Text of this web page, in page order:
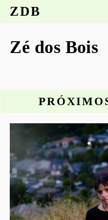
ZDB
Zé dos Bois